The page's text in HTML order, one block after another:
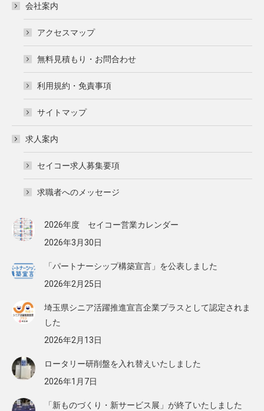
会社案内
アクセスマップ
無料見積もり・お問合わせ
利用規約・免責事項
サイトマップ
求人案内
セイコー求人募集要項
求職者へのメッセージ
2026年度 セイコー営業カレンダー
2026年3月30日
「パートナーシップ構築宣言」を公表しました
2026年2月25日
埼玉県シニア活躍推進宣言企業プラスとして認定されま
した
2026年2月13日
ロータリー研削盤を入れ替えいたしました
2026年1月7日
「新ものづくり・新サービス展」が終了いたしました